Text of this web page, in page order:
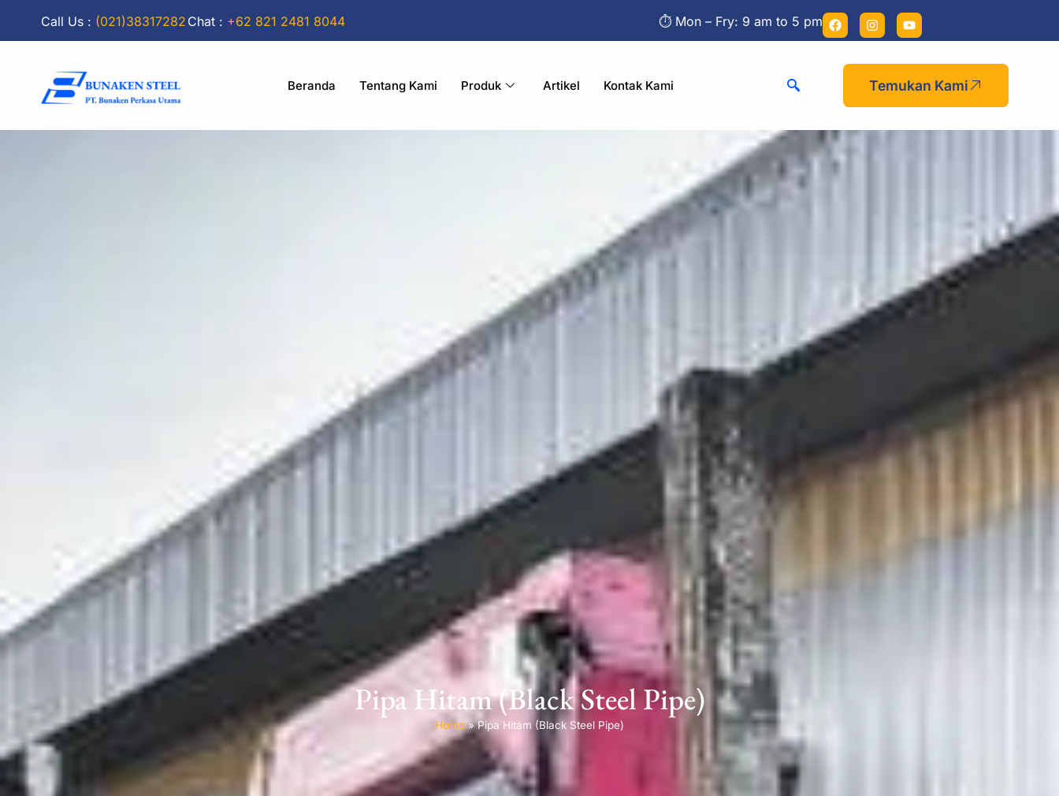
Call Us : (021)38317282 Chat : +62 821 2481 8044 ⏱︎ Mon – Fry: 9 am to 5 pm
Beranda Tentang Kami Produk Artikel Kontak Kami Temukan Kami
Pipa Hitam (Black Steel Pipe)
Home»Pipa Hitam (Black Steel Pipe)